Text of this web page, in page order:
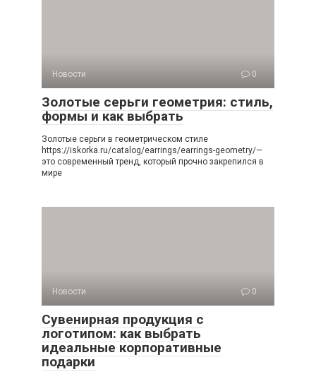
Новости 0
Золотые серьги геометрия: стиль,
формы и как выбрать
Золотые серьги в геометрическом стиле
https://iskorka.ru/catalog/earrings/earrings-geometry/—
это современный тренд, который прочно закрепился в
мире
Новости 0
Сувенирная продукция с
логотипом: как выбрать
идеальные корпоративные
подарки